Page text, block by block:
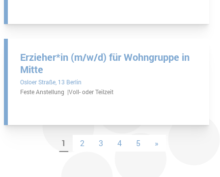
Erzieher*in (m/w/d) für Wohngruppe in
Mitte
Osloer Straße 13 Berlin
Feste Anstellung
Voll- oder Teilzeit
1 2 3 4 5 »